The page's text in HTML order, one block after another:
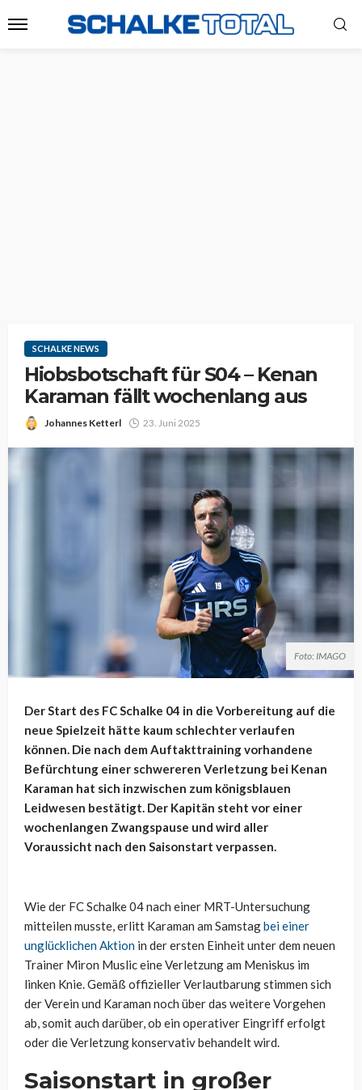
SCHALKE NEWS
Hiobsbotschaft für S04 – Kenan
Karaman fällt wochenlang aus
Johannes Ketterl 23. Juni 2025
Foto: IMAGO
Der Start des FC Schalke 04 in die Vorbereitung auf die
neue Spielzeit hätte kaum schlechter verlaufen
können. Die nach dem Auftakttraining vorhandene
Befürchtung einer schwereren Verletzung bei Kenan
Karaman hat sich inzwischen zum königsblauen
Leidwesen bestätigt. Der Kapitän steht vor einer
wochenlangen Zwangspause und wird aller
Voraussicht nach den Saisonstart verpassen.
Wie der FC Schalke 04 nach einer MRT-Untersuchung
mitteilen musste, erlitt Karaman am Samstagbei einer
unglücklichen Aktion in der ersten Einheit unter dem neuen
Trainer Miron Muslic eine Verletzung am Meniskus im
linken Knie. Gemäß offizieller Verlautbarung stimmen sich
der Verein und Karaman noch über das weitere Vorgehen
ab, somit auch darüber, ob ein operativer Eingriff erfolgt
oder die Verletzung konservativ behandelt wird.
Saisonstart in großer